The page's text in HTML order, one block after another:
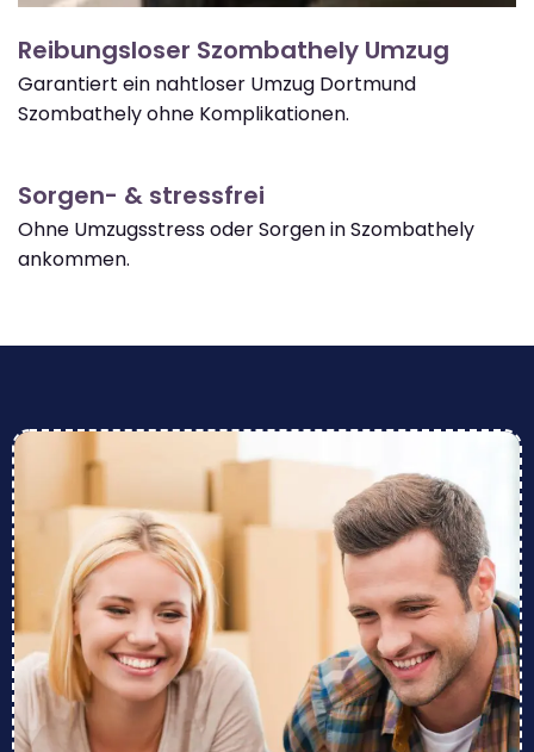
Reibungsloser Szombathely Umzug
Garantiert ein nahtloser Umzug Dortmund
Szombathely ohne Komplikationen.
Sorgen- & stressfrei
Ohne Umzugsstress oder Sorgen in Szombathely
ankommen.